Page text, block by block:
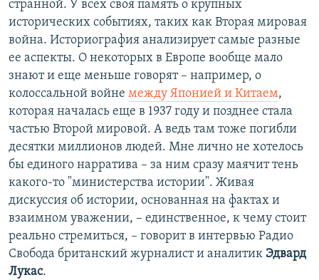
странной. У всех своя память о крупных
исторических событиях, таких как Вторая мировая
война. Историография анализирует самые разные
ее аспекты. О некоторых в Европе вообще мало
знают и еще меньше говорят – например, о
колоссальной войне между Японией и Китаем,
которая началась еще в 1937 году и позднее стала
частью Второй мировой. А ведь там тоже погибли
десятки миллионов людей. Мне лично не хотелось
бы единого нарратива – за ним сразу маячит тень
какого-то "министерства истории". Живая
дискуссия об истории, основанная на фактах и
взаимном уважении, – единственное, к чему стоит
реально стремиться, – говорит в интервью Радио
Свобода британский журналист и аналитик Эдвард
Лукас.